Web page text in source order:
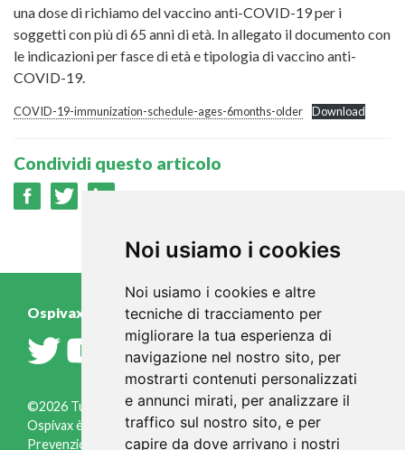
Noi usiamo i cookies
Noi usiamo i cookies e altre
tecniche di tracciamento per
migliorare la tua esperienza di
navigazione nel nostro sito, per
mostrarti contenuti personalizzati
e annunci mirati, per analizzare il
traffico sul nostro sito, e per
capire da dove arrivano i nostri
una dose di richiamo del vaccino anti-COVID-19 per i
soggetti con più di 65 anni di età. In allegato il documento con
le indicazioni per fasce di età e tipologia di vaccino anti-
COVID-19.
COVID-19-immunization-schedule-ages-6months-older Download
Condividi questo articolo
Ospivax.it
©2026 Tutti i diritti riservati
Ospivax è un progetto a cura dell'Osservatorio Italiano
Prevenzione, via Fleming, 2 - 37135 Verona ( Italia )